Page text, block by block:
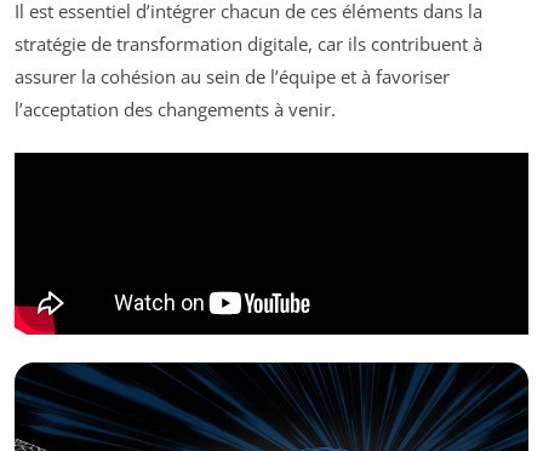
Il est essentiel d’intégrer chacun de ces éléments dans la
stratégie de transformation digitale, car ils contribuent à
assurer la cohésion au sein de l’équipe et à favoriser
l’acceptation des changements à venir.